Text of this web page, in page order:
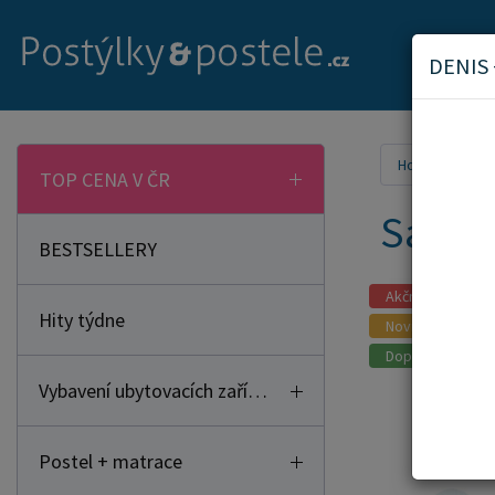
TOP CENA V ČR
BESTSELLERY
Hity týdne
Vybavení ubytovacích zařízení
Postel + matrace
Home
Sada
Akční zboží
Novinka
Doporučujeme
DENIS